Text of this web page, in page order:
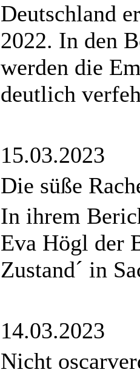
Deutschland
2022. In den
werden die
deutlich
15.03.2023
Die süße
In ihrem
Eva Högl der
Zustand´ in
14.03.2023
Nicht